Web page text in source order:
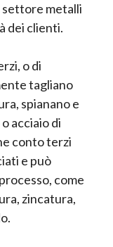
settore metalli
dei clienti.
o di
tagliano
spianano e
acciaio di
conto terzi
e può
come
zincatura,